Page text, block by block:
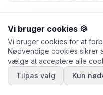
FIK DU LÆST?
NYHEDER
Træer må lade livet
Vi bruger cookies 🍪
Vi bruger cookies for at
Nødvendige cookies sikrer
vælge at acceptere alle
Tilpas valg
Kun